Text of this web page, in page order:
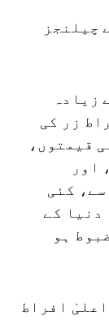
چیلنجز
زیادہ
زر کی
قیمتوں،
اور
کئی
دنیا کے
ہو
افراط